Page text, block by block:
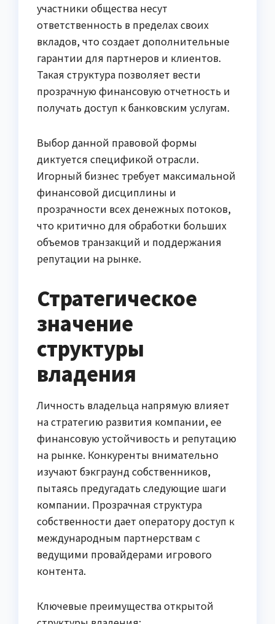
участники общества несут
ответственность в пределах своих
вкладов, что создает дополнительные
гарантии для партнеров и клиентов.
Такая структура позволяет вести
прозрачную финансовую отчетность и
получать доступ к банковским услугам.
Выбор данной правовой формы
диктуется спецификой отрасли.
Игорный бизнес требует максимальной
финансовой дисциплины и
прозрачности всех денежных потоков,
что критично для обработки больших
объемов транзакций и поддержания
репутации на рынке.
Стратегическое
значение
структуры
владения
Личность владельца напрямую влияет
на стратегию развития компании, ее
финансовую устойчивость и репутацию
на рынке. Конкуренты внимательно
изучают бэкграунд собственников,
пытаясь предугадать следующие шаги
компании. Прозрачная структура
собственности дает оператору доступ к
международным партнерствам с
ведущими провайдерами игрового
контента.
Ключевые преимущества открытой